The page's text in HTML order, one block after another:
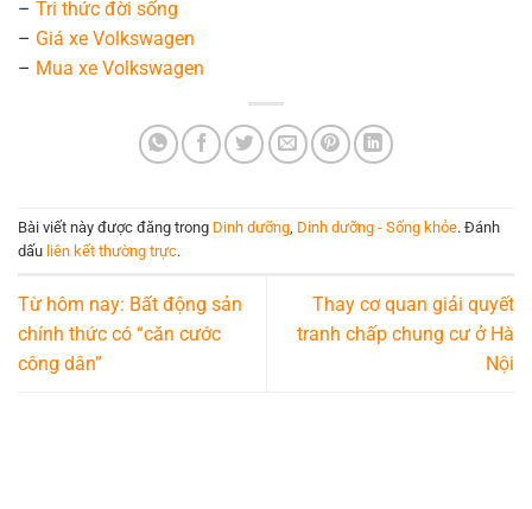
– Tri thức đời sống
– Giá xe Volkswagen
– Mua xe Volkswagen
Bài viết này được đăng trong Dinh dưỡng, Dinh dưỡng - Sống khỏe. Đánh
dấu liên kết thường trực.
Từ hôm nay: Bất động sản
chính thức có “căn cước
công dân”
Thay cơ quan giải quyết
tranh chấp chung cư ở Hà
Nội